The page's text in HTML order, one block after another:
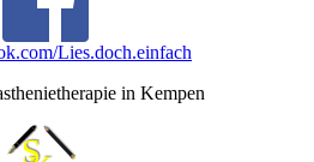
Lies.doch.einfach
in Kempen